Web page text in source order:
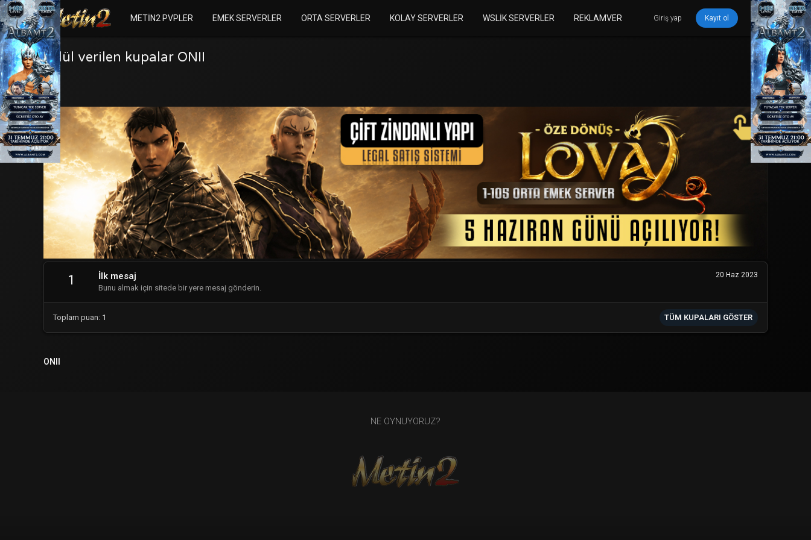
METIN2 PVPLER EMEK SERVERLER ORTA SERVERLER KOLAY SERVERLER WSLIK SERVERLER REKLAMVER Giriş yap Kayıt ol
Ödül verilen kupalar ONII
ONII
1 20 Haz 2023
İlk mesaj
Bunu almak için sitede bir yere mesaj gönderin.
Toplam puan: 1 TÜM KUPALARI GÖSTER
ONII
NE OYNUYORUZ?